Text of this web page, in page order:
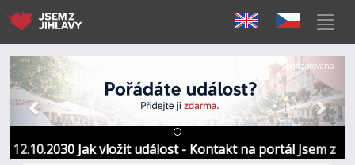
12.10.2030 Jak vložit událost - Kontakt na portál Jsem z
Předchozí Další
Sponzorováno